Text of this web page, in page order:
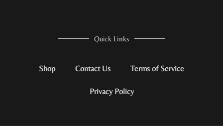
Quick Links
Shop Contact Us Terms of Service
Privacy Policy